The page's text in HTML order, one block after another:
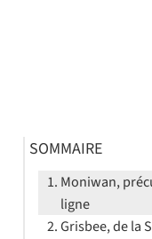
SOMMAIRE
Moniwan,
ligne
Grisbee, de la